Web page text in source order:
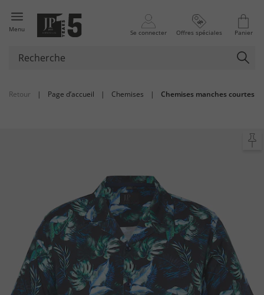
Menu Se connecter Offres spéciales Panier
Retour | Page d’accueil | Chemises | Chemises manches courtes